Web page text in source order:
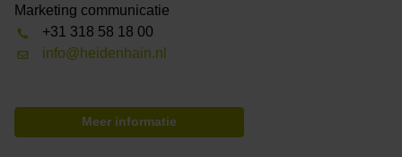
Marketing communicatie
+31 318 58 18 00
info@heidenhain.nl
Meer informatie